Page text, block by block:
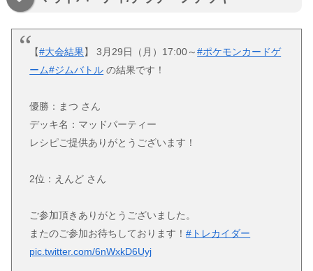
【#大会結果】 3月29日（月）17:00～#ポケモンカードゲ
ーム#ジムバトル の結果です！
優勝：まつ さん
デッキ名：マッドパーティー
レシピご提供ありがとうございます！
2位：えんど さん
ご参加頂きありがとうございました。
またのご参加お待ちしております！#トレカイダー
pic.twitter.com/6nWxkD6Uyj